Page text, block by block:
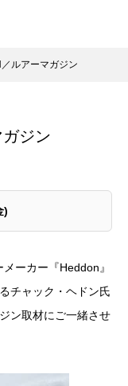
ルアーマガジン
ジン
)
ーカー『Heddon』
チャック・ヘドン氏
ン取材にご一緒させ